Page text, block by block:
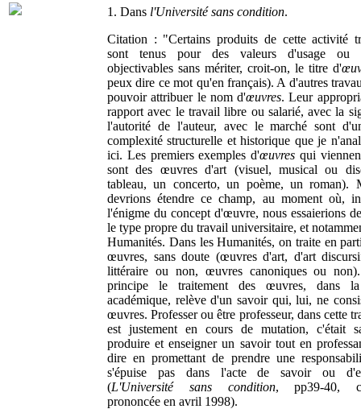
1. Dans l'Université sans condition.
Citation : "Certains produits de cette activité
sont tenus pour des valeurs d'usage ou
objectivables sans mériter, croit-on, le titre d'
peux dire ce mot qu'en français). A d'autres
pouvoir attribuer le nom d'œuvres. Leur
rapport avec le travail libre ou salarié, avec la
l'autorité de l'auteur, avec le marché sont
complexité structurelle et historique que je
ici. Les premiers exemples d'œuvres qui
sont des œuvres d'art (visuel, musical ou
tableau, un concerto, un poème, un roman).
devrions étendre ce champ, au moment où,
l'énigme du concept d'œuvre, nous essaierions
le type propre du travail universitaire, et
Humanités. Dans les Humanités, on traite en
œuvres, sans doute (œuvres d'art, d'art
littéraire ou non, œuvres canoniques ou
principe le traitement des œuvres, dans
académique, relève d'un savoir qui, lui, ne
œuvres. Professer ou être professeur, dans cette
est justement en cours de mutation, c'était
produire et enseigner un savoir tout en
dire en promettant de prendre une
s'épuise pas dans l'acte de savoir ou
(L'Université sans condition, pp39-40,
prononcée en avril 1998).